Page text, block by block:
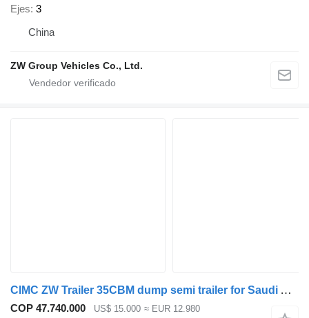
Ejes 3
China
ZW Group Vehicles Co., Ltd.
CIMC ZW Trailer 35CBM dump semi trailer for Saudi Arabia
COP 47.740.000 US$ 15.000 ≈ EUR 12.980